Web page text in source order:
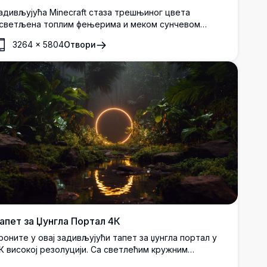
Minecraft стаза трешњиног цвета
топлим фењерима и меком сунчевом
која пролази кроз живописна ружичаста
Миран, високорезолуцијски пиксел-арт призор
за позадине радне површине и мобилних
3264× 5804Отвори
за Џунгла Портал 4К
у овај задивљујући тапет за џунгла портал у
високој резолуцији. Са светлећим кружним